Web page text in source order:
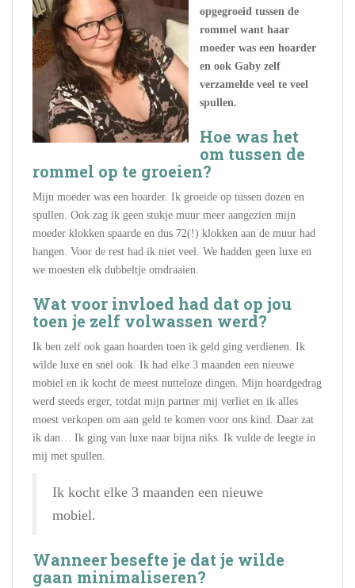
opgegroeid tussen de
rommel want haar
moeder was een hoarder
en ook Gaby zelf
verzamelde veel te veel
spullen.
Hoe was het
om tussen de
rommel op te groeien?
Mijn moeder was een hoarder. Ik groeide op tussen dozen en
spullen. Ook zag ik geen stukje muur meer aangezien mijn
moeder klokken spaarde en dus 72(!) klokken aan de muur had
hangen. Voor de rest had ik niet veel. We hadden geen luxe en
we moesten elk dubbeltje omdraaien.
Wat voor invloed had dat op jou
toen je zelf volwassen werd?
Ik ben zelf ook gaan hoarden toen ik geld ging verdienen. Ik
wilde luxe en snel ook. Ik had elke 3 maanden een nieuwe
mobiel en ik kocht de meest nutteloze dingen. Mijn hoardgedrag
werd steeds erger, totdat mijn partner mij verliet en ik alles
moest verkopen om aan geld te komen voor ons kind. Daar zat
ik dan… Ik ging van luxe naar bijna niks. Ik vulde de leegte in
mij met spullen.
Ik kocht elke 3 maanden een nieuwe
mobiel.
Wanneer besefte je dat je wilde
gaan minimaliseren?